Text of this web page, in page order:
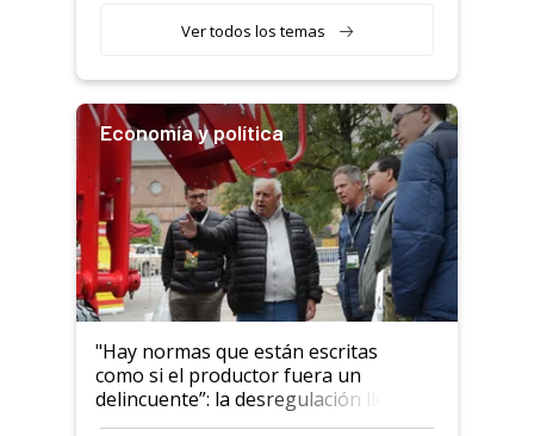
Ver todos los temas
Economía y política
"Hay normas que están escritas
como si el productor fuera un
delincuente”: la desregulación llegó
al Congreso Aapresid y hasta se